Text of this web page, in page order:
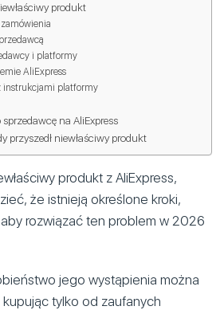
produkt
i platformy
AliExpress
instrukcjami platformy
na AliExpress
przyszedł niewłaściwy produkt
produkt z AliExpress,
że istnieją określone kroki,
rozwiązać ten problem w 2026
jego wystąpienia można
tylko od zaufanych